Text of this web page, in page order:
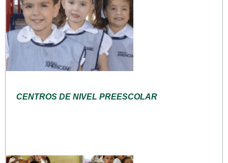
CENTROS DE NIVEL PREESCOLAR